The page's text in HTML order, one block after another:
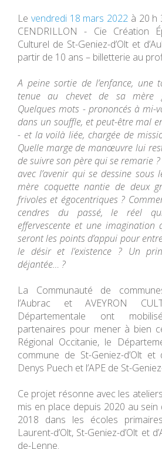
Le vendredi 18 mars 2022 à 20 h
CENDRILLON - Cie Création
Culturel de St-Geniez-d’Olt et
partir de 10 ans – billetterie au
A peine sortie de l’enfance, une
tenue au chevet de sa mère
Quelques mots - prononcés à mi-
dans un souffle, et peut-être mal
- et la voilà liée, chargée de
Quelle marge de manœuvre lui
de suivre son père qui se remarie
avec l’avenir qui se dessine sous
mère coquette nantie de deux
frivoles et égocentriques ?
cendres du passé, le réel
effervescente et une imagination
seront les points d’appui pour
le désir et l’existence ? Un
déjantée… ?
La Communauté de
l’Aubrac et AVEYRON
Départementale ont
partenaires pour mener à bien
Régional Occitanie, le
commune de St-Geniez-d’Olt et
Denys Puech et l’APE de St-
Ce projet résonne avec les
mis en place depuis 2020 au
2018 dans les écoles
Laurent-d’Olt, St-Geniez-d’Olt et
de-Lenne.